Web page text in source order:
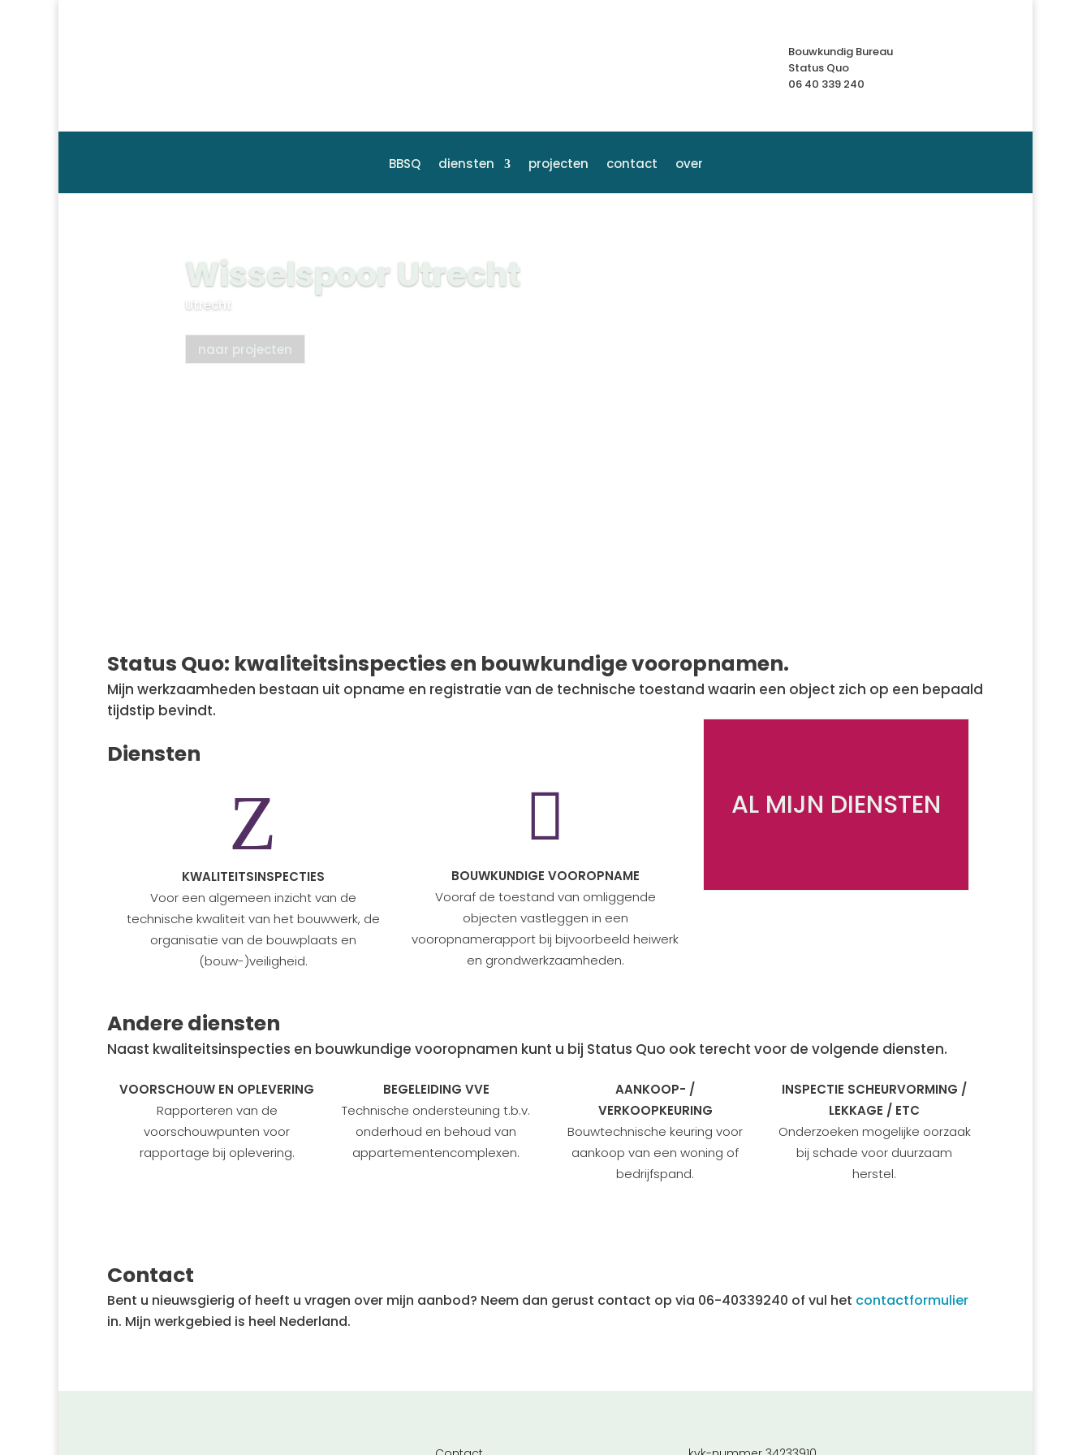
Bouwkundig Bureau
Status Quo
06 40 339 240
BBSQ diensten projecten contact over
Wisselspoor Utrecht
Utrecht
naar projecten
Status Quo: kwaliteitsinspecties en bouwkundige vooropnamen.
Mijn werkzaamheden bestaan uit opname en registratie van de technische toestand waarin een object zich op een bepaald
tijdstip bevindt.
Diensten
Z
KWALITEITSINSPECTIES
Voor een algemeen inzicht van de
technische kwaliteit van het bouwwerk, de
organisatie van de bouwplaats en
(bouw-)veiligheid.

BOUWKUNDIGE VOOROPNAME
Vooraf de toestand van omliggende
objecten vastleggen in een
vooropnamerapport bij bijvoorbeeld heiwerk
en grondwerkzaamheden.
AL MIJN DIENSTEN
Andere diensten
Naast kwaliteitsinspecties en bouwkundige vooropnamen kunt u bij Status Quo ook terecht voor de volgende diensten.
VOORSCHOUW EN OPLEVERING
Rapporteren van de
voorschouwpunten voor
rapportage bij oplevering.
BEGELEIDING VVE
Technische ondersteuning t.b.v.
onderhoud en behoud van
appartementencomplexen.
AANKOOP- /
VERKOOPKEURING
Bouwtechnische keuring voor
aankoop van een woning of
bedrijfspand.
INSPECTIE SCHEURVORMING /
LEKKAGE / ETC
Onderzoeken mogelijke oorzaak
bij schade voor duurzaam
herstel.
Contact
Bent u nieuwsgierig of heeft u vragen over mijn aanbod? Neem dan gerust contact op via 06-40339240 of vul het contactformulier
in. Mijn werkgebied is heel Nederland.